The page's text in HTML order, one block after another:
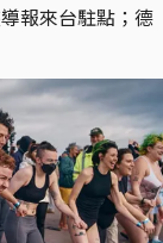
報來台駐點；德